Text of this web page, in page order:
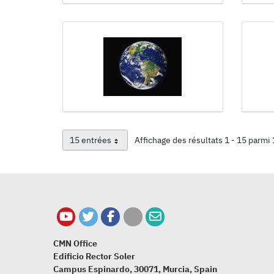
15 entrées
Par page Affichage des résultats 1 - 15 parmi
CMN Office
Edificio Rector Soler
Campus Espinardo, 30071, Murcia, Spain